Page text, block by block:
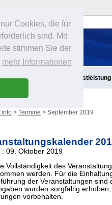
Cookies, die für
sind. Mit
stimmen Sie der
mehr Informationen
Dienstleistung
> Termine > September 2019
: 09. Oktober 2019
Vollständigkeit des
werden. Für die
der Veranstaltungen sind
wurden sorgfältig
vorbehalten.